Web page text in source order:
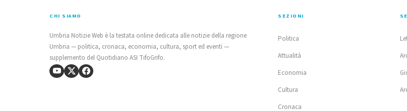
CHI SIAMO
Umbria Notizie Web è la testata online dedicata alle notizie della regione
Umbria — politica, cronaca, economia, cultura, sport ed eventi —
supplemento del Quotidiano ASI TifoGrifo.
SEZIONI
Politica
Attualità
Economia
Cultura
Cronaca